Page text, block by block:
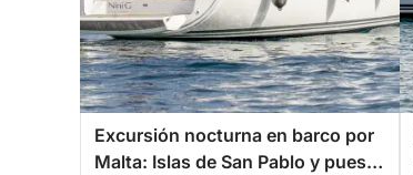
Excursión nocturna en barco por
Malta: Islas de San Pablo y puesta